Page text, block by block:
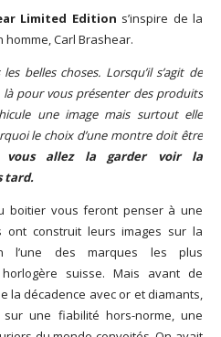
Limited Edition s’inspire de la
homme, Carl Brashear.
belles choses. Lorsqu’il s’agit de
là pour vous présenter des produits
une image mais surtout elle
le choix d’une montre doit être
vous allez la garder voir la
tard.
boitier vous feront penser à une
ont construit leurs images sur la
l’une des marques les plus
suisse. Mais avant de
la décadence avec or et diamants,
une fiabilité hors-norme, une